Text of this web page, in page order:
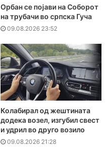
Орбан се појави на Соборот
на трубачи во српска Гуча
09.08.2026 23:52
Колабирал од жештината
додека возел, изгубил свест
и удрил во друго возило
09.08.2026 21:28